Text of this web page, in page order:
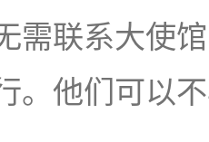
需联系大使
。他们可以